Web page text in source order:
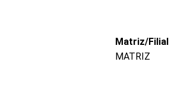
Matriz/Filial
MATRIZ